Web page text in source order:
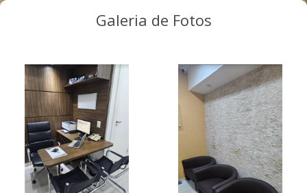
Galeria de Fotos